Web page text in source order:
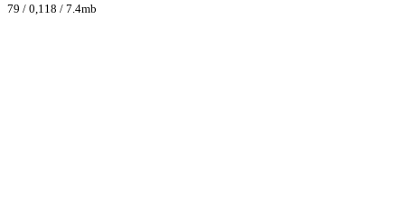
79 / 0,118 / 7.4mb